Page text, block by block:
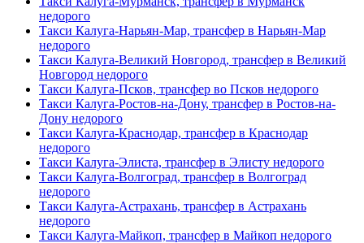
недорого
Такси Калуга-Нарьян-Мар, трансфер в Нарьян-Мар
недорого
Такси Калуга-Великий Новгород, трансфер в Великий
Новгород недорого
Такси Калуга-Псков, трансфер во Псков недорого
Такси Калуга-Ростов-на-Дону, трансфер в Ростов-на-
Дону недорого
Такси Калуга-Краснодар, трансфер в Краснодар
недорого
Такси Калуга-Элиста, трансфер в Элисту недорого
Такси Калуга-Волгоград, трансфер в Волгоград
недорого
Такси Калуга-Астрахань, трансфер в Астрахань
недорого
Такси Калуга-Майкоп, трансфер в Майкоп недорого